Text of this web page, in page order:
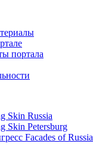
портала
Skin Russia
Skin Petersburg
Facades of Russia